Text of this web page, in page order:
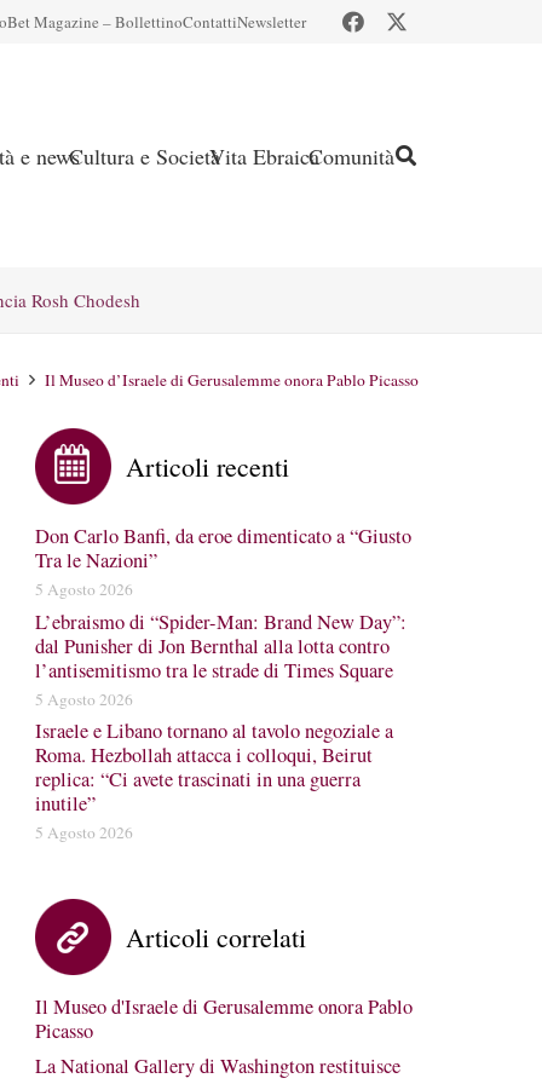
Bet Magazine – BollettinoContattiNewsletter
e newsCultura e SocietàVita EbraicaComunità
Rosh Chodesh
Il Museo d’Israele di Gerusalemme onora Pablo Picasso
Articoli recenti
Don Carlo Banfi, da eroe dimenticato a “Giusto
Tra le Nazioni”
5 Agosto 2026
L’ebraismo di “Spider-Man: Brand New Day”:
dal Punisher di Jon Bernthal alla lotta contro
l’antisemitismo tra le strade di Times Square
5 Agosto 2026
Israele e Libano tornano al tavolo negoziale a
Roma. Hezbollah attacca i colloqui, Beirut
replica: “Ci avete trascinati in una guerra
inutile”
5 Agosto 2026
Articoli correlati
Il Museo d'Israele di Gerusalemme onora Pablo
Picasso
La National Gallery di Washington restituisce